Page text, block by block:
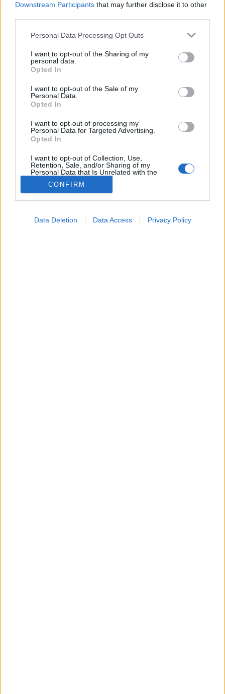
Downstream Participants that may further disclose it to other
Please note that this website/app uses one or more Google
not limited to your visit or usage behaviour. You may click to
grant or deny consent to Google and its third-party tags to
use your data for below specified purposes in below Google
consent section.
Personal Data Processing Opt Outs
I want to opt-out of the Sharing of my
personal data.
Opted In
I want to opt-out of the Sale of my
Personal Data.
Opted In
I want to opt-out of processing my
Personal Data for Targeted Advertising.
Opted In
I want to opt-out of Collection, Use,
Retention, Sale, and/or Sharing of my
Personal Data that Is Unrelated with the
Purposes for which it was collected.
Opted Out
CONFIRM
Data Deletion Data Access Privacy Policy
Rákbetegség